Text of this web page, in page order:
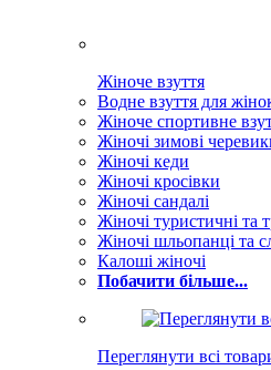
Жіноче взуття
Водне взуття для
Жіноче спортивне
Жіночі зимові
Жіночі кеди
Жіночі кросівки
Жіночі сандалі
Жіночі туристичні та
Жіночі шльопанці та
Калоші жіночі
Побачити більше...
Переглянути всі